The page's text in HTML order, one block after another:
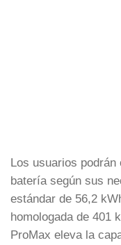
Los usuarios
batería según sus
estándar de 56,2
homologada de 401
ProMax eleva la